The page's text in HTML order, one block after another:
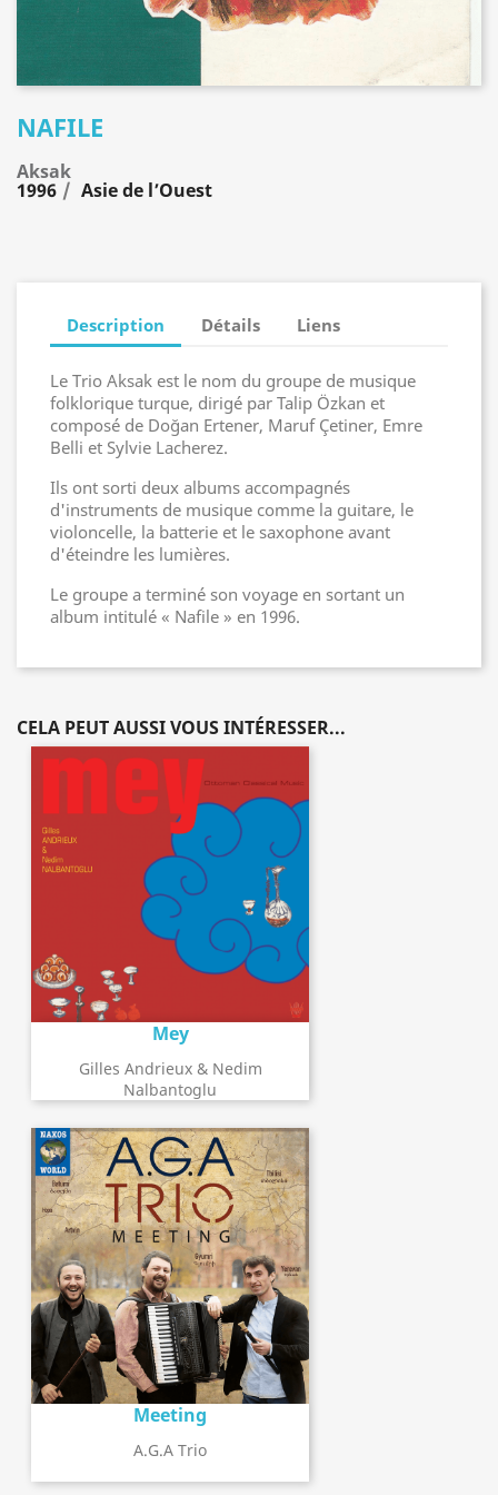
NAFILE
Aksak
1996 Asie de l’Ouest
Description Détails Liens
Le Trio Aksak est le nom du groupe de musique
folklorique turque, dirigé par Talip Özkan et
composé de Doğan Ertener, Maruf Çetiner, Emre
Belli et Sylvie Lacherez.
Ils ont sorti deux albums accompagnés
d'instruments de musique comme la guitare, le
violoncelle, la batterie et le saxophone avant
d'éteindre les lumières.
Le groupe a terminé son voyage en sortant un
album intitulé « Nafile » en 1996.
CELA PEUT AUSSI VOUS INTÉRESSER...
Mey
Gilles Andrieux & Nedim
Nalbantoglu
Meeting
A.G.A Trio